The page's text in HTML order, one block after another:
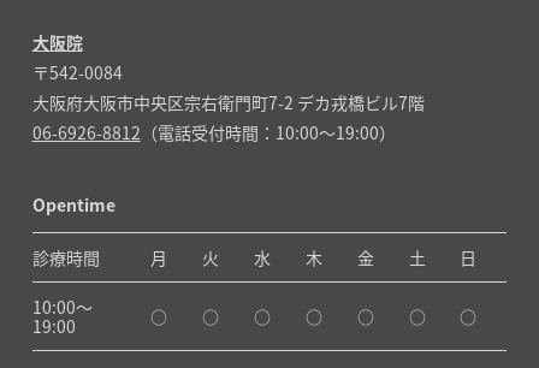
大阪院
〒542-0084
大阪府大阪市中央区宗右衛門町7-2 デカ戎橋ビル7階
06-6926-8812 （電話受付時間：10:00～19:00）
Opentime
診療時間 月 火 水 木 金 土 日
10:00〜
19:00
○ ○ ○ ○ ○ ○ ○